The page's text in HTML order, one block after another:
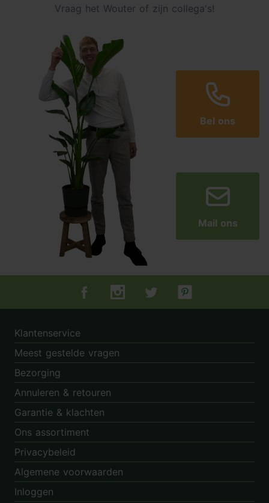
Vraag het Wouter of zijn collega's!
Bel ons
Mail ons
Tuincentrum.nl op Facebook
Tuincentrum.nl op Instagram
Tuincentrum.nl op Twitter
Tuincentrum.nl op
Klantenservice
Meest gestelde vragen
Bezorging
Annuleren & retouren
Garantie & klachten
Ons assortiment
Privacybeleid
Algemene voorwaarden
Inloggen